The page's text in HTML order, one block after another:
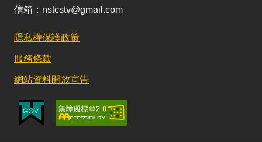
信箱：nstcstv@gmail.com
隱私權保護政策
服務條款
網站資料開放宣告